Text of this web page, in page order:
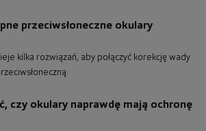
przeciwsłoneczne okulary
kilka rozwiązań, aby połączyć korekcję wady
czy okulary naprawdę mają ochronę